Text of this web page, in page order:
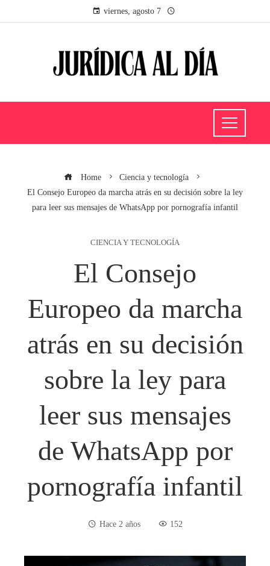
viernes, agosto 7
Home
Ciencia y tecnología
El Consejo Europeo da marcha atrás en su decisión sobre la ley
para leer sus mensajes de WhatsApp por pornografía infantil
CIENCIA Y TECNOLOGÍA
El Consejo
Europeo da marcha
atrás en su decisión
sobre la ley para
leer sus mensajes
de WhatsApp por
pornografía infantil
Hace 2 años 152